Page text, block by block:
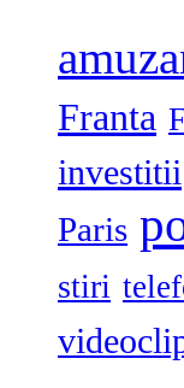
Franta
investitii
Paris
stiri